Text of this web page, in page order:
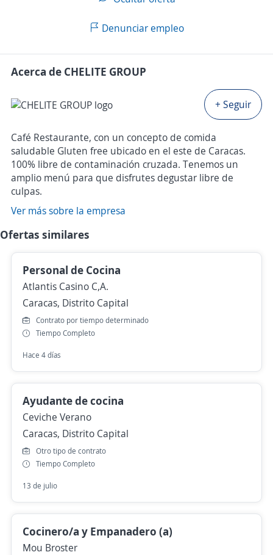
Denunciar empleo
Acerca de CHELITE GROUP
+ Seguir
Café Restaurante, con un concepto de comida
saludable Gluten free ubicado en el este de Caracas.
100% libre de contaminación cruzada. Tenemos un
amplio menú para que disfrutes degustar libre de
culpas.
Ver más sobre la empresa
Ofertas similares
Personal de Cocina
Atlantis Casino C,A.
Caracas, Distrito Capital
Contrato por tiempo determinado
Tiempo Completo
Hace 4 días
Ayudante de cocina
Ceviche Verano
Caracas, Distrito Capital
Otro tipo de contrato
Tiempo Completo
13 de julio
Cocinero/a y Empanadero (a)
Mou Broster